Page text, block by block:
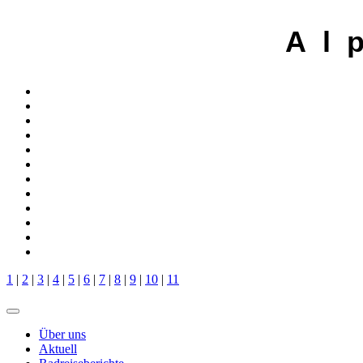
A l
1 | 2 | 3 | 4 | 5 | 6 | 7 | 8 | 9 | 10 | 11
Über uns
Aktuell